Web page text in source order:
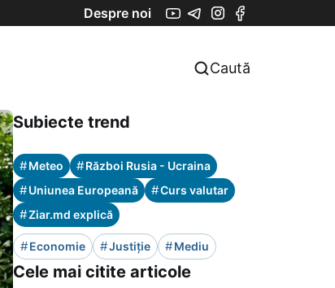
Despre noi
Caută
Subiecte trend
#Meteo #Război Rusia - Ucraina
#Uniunea Europeană #Curs valutar
#Ziar.md explică
#Economie #Justiție #Mediu
Cele mai citite articole